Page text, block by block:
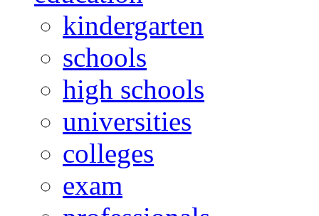
kindergarten
schools
high schools
universities
colleges
exam